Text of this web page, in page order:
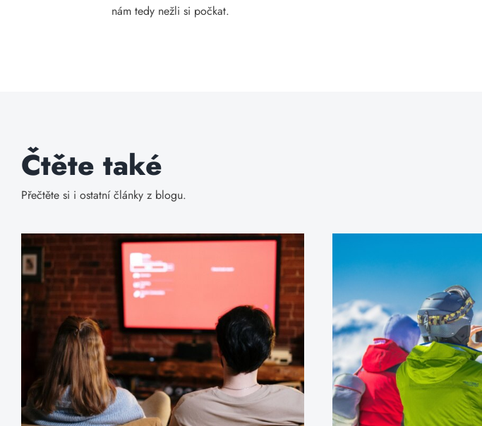
nám tedy nežli si počkat.
Čtěte také
Přečtěte si i ostatní články z blogu.